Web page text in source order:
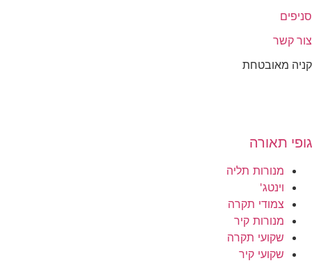
סניפים
צור קשר
קניה מאובטחת
גופי תאורה
מנורות תליה
וינטג'
צמודי תקרה
מנורות קיר
שקועי תקרה
שקועי קיר